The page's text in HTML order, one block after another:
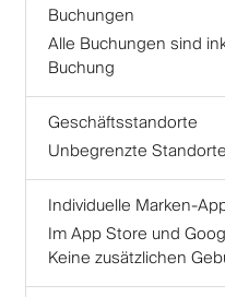
Buchungen
Alle Buchungen sind
Buchung
Geschäftsstandorte
Unbegrenzte
Individuelle Marken-
Im App Store und
Keine zusätzlichen